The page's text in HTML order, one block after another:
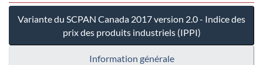
Variante du SCPAN Canada 2017 version 2.0 - Indice des
prix des produits industriels (IPPI)
Information générale